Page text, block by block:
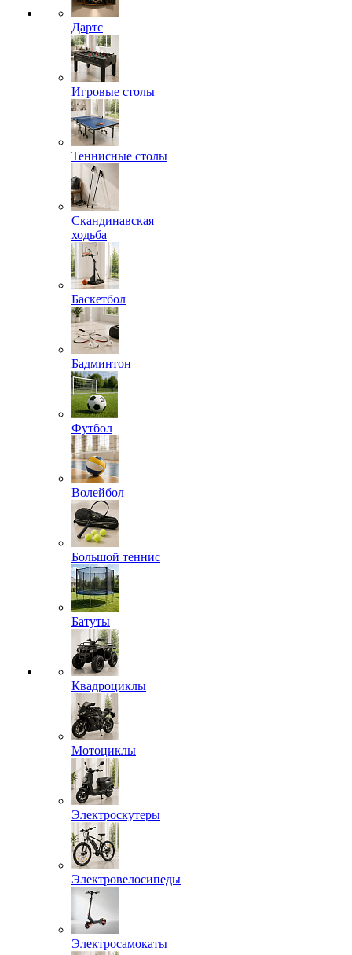
Дартс
Игровые столы
Теннисные столы
Скандинавская
ходьба
Баскетбол
Бадминтон
Футбол
Волейбол
Большой теннис
Батуты
Квадроциклы
Мотоциклы
Электроскутеры
Электровелосипеды
Электросамокаты